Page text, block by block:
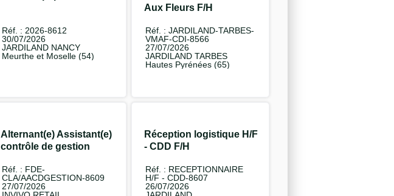
Réf. : 2026-8612
30/07/2026
JARDILAND NANCY
Meurthe et Moselle (54)
Aux Fleurs F/H
Réf. : JARDILAND-TARBES-
VMAF-CDI-8566
27/07/2026
JARDILAND TARBES
Hautes Pyrénées (65)
Alternant(e) Assistant(e)
contrôle de gestion
Réf. : FDE-
CLA/AACDGESTION-8609
27/07/2026
Réception logistique H/F
- CDD F/H
Réf. : RECEPTIONNAIRE
H/F - CDD-8607
26/07/2026